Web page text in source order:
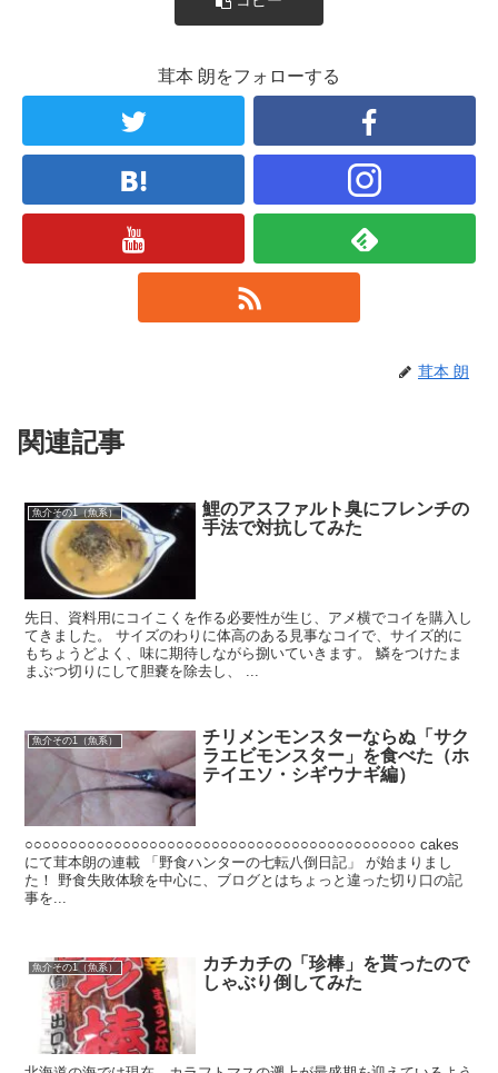
茸本 朗をフォローする
茸本 朗
関連記事
魚介その1（魚系）
鯉のアスファルト臭にフレンチの
手法で対抗してみた
先日、資料用にコイこくを作る必要性が生じ、アメ横でコイを購入し
てきました。 サイズのわりに体高のある見事なコイで、サイズ的に
もちょうどよく、味に期待しながら捌いていきます。 鱗をつけたま
まぶつ切りにして胆嚢を除去し、 ...
魚介その1（魚系）
チリメンモンスターならぬ「サク
ラエビモンスター」を食べた（ホ
テイエソ・シギウナギ編）
○○○○○○○○○○○○○○○○○○○○○○○○○○○○○○○○○○○○○○○○○○○○ cakes
にて茸本朗の連載 「野食ハンターの七転八倒日記」 が始まりまし
た！ 野食失敗体験を中心に、ブログとはちょっと違った切り口の記
事を...
魚介その1（魚系）
カチカチの「珍棒」を貰ったので
しゃぶり倒してみた